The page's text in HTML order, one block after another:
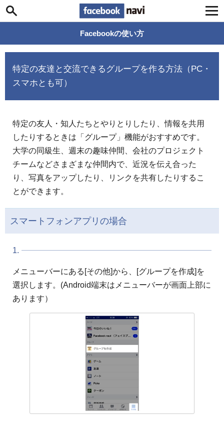
Facebook navi[フェイ
Facebookの使い方
特定の友達と交流できるグループを作る方法（PC・
スマホとも可）
特定の友人・知人たちとやりとりしたり、情報を共用
したりするときは「グループ」機能がおすすめです。
大学の同級生、週末の趣味仲間、会社のプロジェクト
チームなどさまざまな仲間内で、近況を伝え合った
り、写真をアップしたり、リンクを共有したりするこ
とができます。
スマートフォンアプリの場合
1.
メニューバーにある[その他]から、[グループを作成]を
選択します。(Android端末はメニューバーが画面上部に
あります）